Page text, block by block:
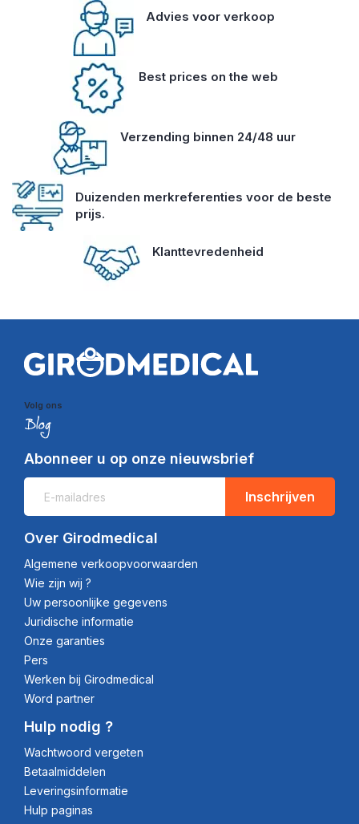
Advies voor verkoop
Best prices on the web
Verzending binnen 24/48 uur
Duizenden merkreferenties voor de beste
prijs.
Klanttevredenheid
Volg ons
Abonneer u op onze nieuwsbrief
Inschrijven
Over Girodmedical
Algemene verkoopvoorwaarden
Wie zijn wij ?
Uw persoonlijke gegevens
Juridische informatie
Onze garanties
Pers
Werken bij Girodmedical
Word partner
Hulp nodig ?
Wachtwoord vergeten
Betaalmiddelen
Leveringsinformatie
Hulp paginas